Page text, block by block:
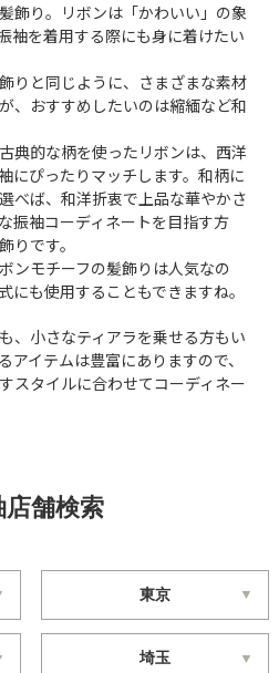
飾り。リボンは「かわいい」の象
袖を着用する際にも身に着けたい
りと同じように、さまざまな素材
、おすすめしたいのは縮緬など和
典的な柄を使ったリボンは、西洋
にぴったりマッチします。和柄に
べば、和洋折衷で上品な華やかさ
振袖コーディネートを目指す方
りです。
ンモチーフの髪飾りは人気なの
にも使用することもできますね。
、小さなティアラを乗せる方もい
アイテムは豊富にありますので、
スタイルに合わせてコーディネー
店舗検索
東京
埼玉